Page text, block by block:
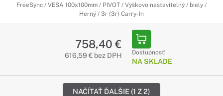
FreeSync / VESA 100x100mm / PIVOT / Výškovo nastaviteľný / biely /
Herný / 3r (3r) Carry-In
758,40 €
616,59 € bez DPH Dostupnosť:
NA SKLADE
NAČÍTAŤ ĎALŠIE (1 Z 2)